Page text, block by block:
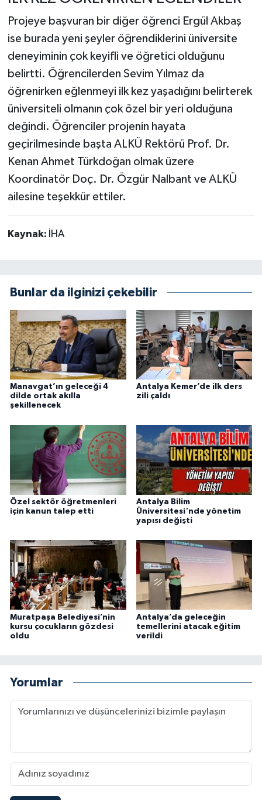
Projeye başvuran bir diğer öğrenci Ergül Akbaş
ise burada yeni şeyler öğrendiklerini üniversite
deneyiminin çok keyifli ve öğretici olduğunu
belirtti. Öğrencilerden Sevim Yılmaz da
öğrenirken eğlenmeyi ilk kez yaşadığını belirterek
üniversiteli olmanın çok özel bir yeri olduğuna
değindi. Öğrenciler projenin hayata
geçirilmesinde başta ALKÜ Rektörü Prof. Dr.
Kenan Ahmet Türkdoğan olmak üzere
Koordinatör Doç. Dr. Özgür Nalbant ve ALKÜ
ailesine teşekkür ettiler.
Kaynak: İHA
Bunlar da ilginizi çekebilir
Manavgat’ın geleceği 4
dilde ortak akılla
şekillenecek
Antalya Kemer’de ilk ders
zili çaldı
Özel sektör öğretmenleri
için kanun talep etti
Antalya Bilim
Üniversitesi'nde yönetim
yapısı değişti
Muratpaşa Belediyesi’nin
kursu çocukların gözdesi
oldu
Antalya’da geleceğin
temellerini atacak eğitim
verildi
Yorumlar